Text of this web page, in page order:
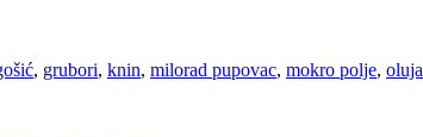
, grubori, knin, milorad pupovac, mokro polje, oluja